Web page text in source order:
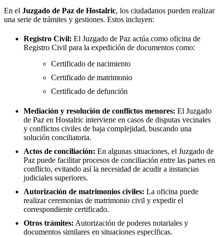
En el Juzgado de Paz de Hostalric, los ciudadanos pueden realizar
una serie de trámites y gestiones. Estos incluyen:
Registro Civil: El Juzgado de Paz actúa como oficina de
Registro Civil para la expedición de documentos como:
Certificado de nacimiento
Certificado de matrimonio
Certificado de defunción
Mediación y resolución de conflictos menores: El Juzgado
de Paz en Hostalric interviene en casos de disputas vecinales
y conflictos civiles de baja complejidad, buscando una
solución conciliatoria.
Actos de conciliación: En algunas situaciones, el Juzgado de
Paz puede facilitar procesos de conciliación entre las partes en
conflicto, evitando así la necesidad de acudir a instancias
judiciales superiores.
Autorización de matrimonios civiles: La oficina puede
realizar ceremonias de matrimonio civil y expedir el
correspondiente certificado.
Otros trámites: Autorización de poderes notariales y
documentos similares en situaciones específicas.